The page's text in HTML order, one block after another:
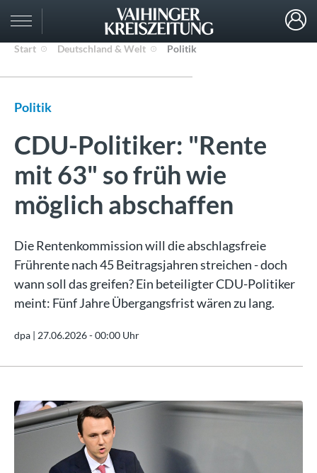
Start Deutschland & Welt Politik
Politik
CDU-Politiker: "Rente
mit 63" so früh wie
möglich abschaffen
Die Rentenkommission will die abschlagsfreie
Frührente nach 45 Beitragsjahren streichen - doch
wann soll das greifen? Ein beteiligter CDU-Politiker
meint: Fünf Jahre Übergangsfrist wären zu lang.
dpa | 27.06.2026 - 00:00 Uhr